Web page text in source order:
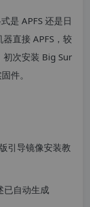
是 APFS 还是日
直接 APFS，较
初次安装 Big Sur
件。